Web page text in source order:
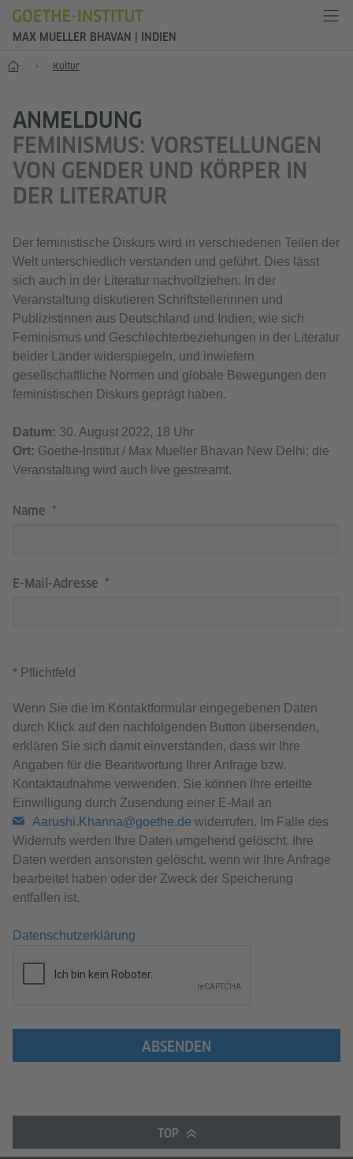
MAX MUELLER BHAVAN | INDIEN
Start Kultur
ANMELDUNG
FEMINISMUS: VORSTELLUNGEN
VON GENDER UND KÖRPER IN
DER LITERATUR
Der feministische Diskurs wird in verschiedenen Teilen der
Welt unterschiedlich verstanden und geführt. Dies lässt
sich auch in der Literatur nachvollziehen. In der
Veranstaltung diskutieren Schriftstellerinnen und
Publizistinnen aus Deutschland und Indien, wie sich
Feminismus und Geschlechterbeziehungen in der Literatur
beider Länder widerspiegeln, und inwiefern
gesellschaftliche Normen und globale Bewegungen den
feministischen Diskurs geprägt haben.
Datum: 30. August 2022, 18 Uhr
Ort: Goethe-Institut / Max Mueller Bhavan New Delhi; die
Veranstaltung wird auch live gestreamt.
Name
E-Mail-Adresse
* Pflichtfeld
Wenn Sie die im Kontaktformular eingegebenen Daten
durch Klick auf den nachfolgenden Button übersenden,
erklären Sie sich damit einverstanden, dass wir Ihre
Angaben für die Beantwortung Ihrer Anfrage bzw.
Kontaktaufnahme verwenden. Sie können Ihre erteilte
Einwilligung durch Zusendung einer E-Mail an
Aarushi.Khanna@goethe.de widerrufen. Im Falle des
Widerrufs werden Ihre Daten umgehend gelöscht. Ihre
Daten werden ansonsten gelöscht, wenn wir Ihre Anfrage
bearbeitet haben oder der Zweck der Speicherung
entfallen ist.
Datenschutzerklärung
ABSENDEN
TOP